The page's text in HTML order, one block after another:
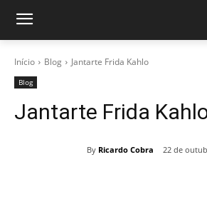
Início Blog Jantarte Frida Kahlo
Blog
Jantarte Frida
By Ricardo Cobra 22 de